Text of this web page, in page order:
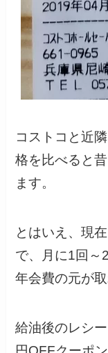
コストコと近
格を比べると
ます。
とはいえ、現
で、月に1回～
年会費の元が
給油後のレシ